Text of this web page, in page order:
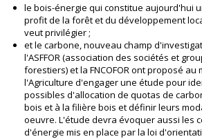
le bois-énergie qui constitue aujourd'hui
profit de la forêt et du développement
veut privilégier ;
et le carbone, nouveau champ
l'ASFFOR (association des sociétés et
forestiers) et la FNCOFOR ont proposé au
l'Agriculture d'engager une étude pour
possibles d'allocation de quotas de
bois et à la filière bois et définir leurs
oeuvre. L'étude devra évoquer aussi les
d'énergie mis en place par la loi